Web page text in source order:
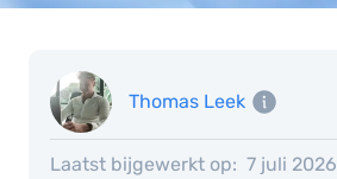
Thomas Leek
Laatst bijgewerkt op: 7 juli 2026